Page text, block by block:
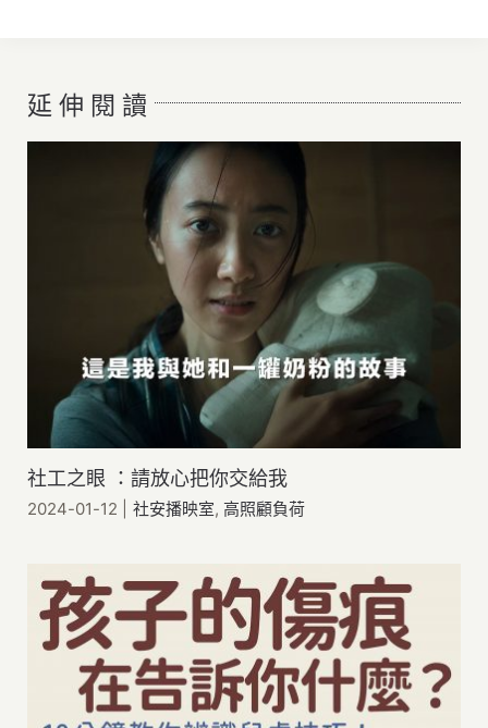
延 伸 閱 讀
社工之眼 ：請放心把你交給我
2024-01-12 社安播映室,高照顧負荷